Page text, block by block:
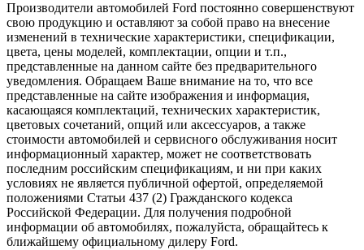
Производители автомобилей Ford постоянно совершенствуют
свою продукцию и оставляют за собой право на внесение
изменений в технические характеристики, спецификации,
цвета, цены моделей, комплектации, опции и т.п.,
представленные на данном сайте без предварительного
уведомления. Обращаем Ваше внимание на то, что все
представленные на сайте изображения и информация,
касающаяся комплектаций, технических характеристик,
цветовых сочетаний, опций или аксессуаров, а также
стоимости автомобилей и сервисного обслуживания носит
информационный характер, может не соответствовать
последним российским спецификациям, и ни при каких
условиях не является публичной офертой, определяемой
положениями Статьи 437 (2) Гражданского кодекса
Российской Федерации. Для получения подробной
информации об автомобилях, пожалуйста, обращайтесь к
ближайшему официальному дилеру Ford.